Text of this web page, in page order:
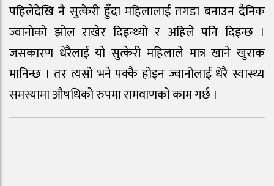
पहिलेदेखि नै सुत्केरी हुँदा महिलालाई तगडा बनाउन दैनिक
ज्वानोको झोल राखेर दिइन्थ्यो र अहिले पनि दिइन्छ ।
जसकारण धेरैलाई यो सुत्केरी महिलाले मात्र खाने खुराक
मानिन्छ । तर त्यसो भने पक्कै होइन ज्वानोलाई धेरै स्वास्थ्य
समस्यामा औषधिको रुपमा रामवाणको काम गर्छ ।